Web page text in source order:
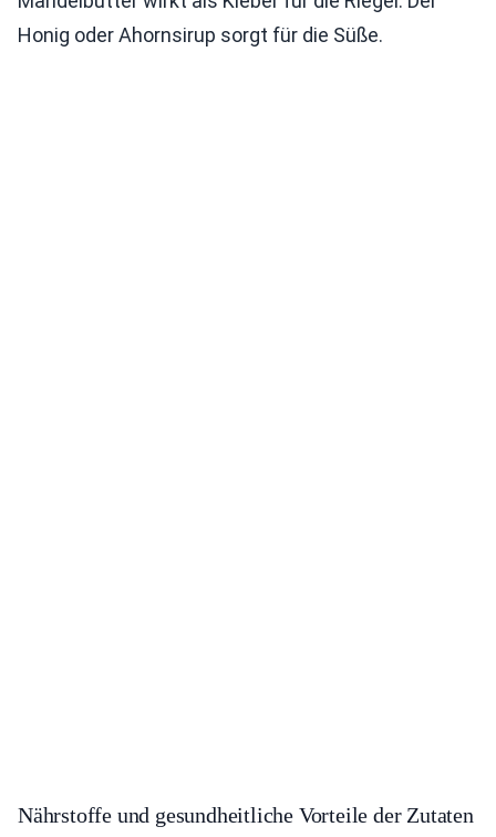
Honig oder Ahornsirup sorgt für die Süße.
Nährstoffe und gesundheitliche Vorteile der Zutaten